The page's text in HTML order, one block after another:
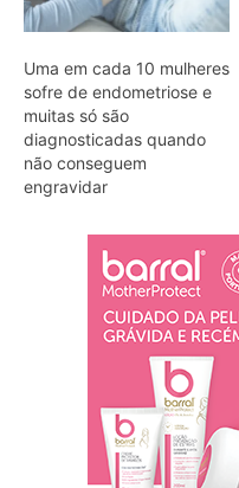
Uma em cada 10 mulheres
sofre de endometriose e
muitas só são
diagnosticadas quando
não conseguem
engravidar